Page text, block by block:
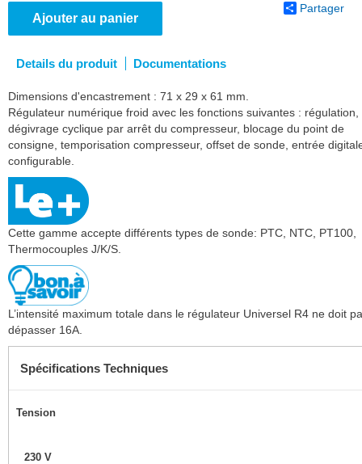
Ajouter au panier
Partager
Details du produit Documentations
Dimensions d'encastrement : 71 x 29 x 61 mm.
Régulateur numérique froid avec les fonctions suivantes : régulation,
dégivrage cyclique par arrêt du compresseur, blocage du point de
consigne, temporisation compresseur, offset de sonde, entrée
configurable.
Cette gamme accepte différents types de sonde: PTC, NTC, PT100,
Thermocouples J/K/S.
L’intensité maximum totale dans le régulateur Universel R4 ne doit
dépasser 16A.
Spécifications Techniques
Tension
230 V